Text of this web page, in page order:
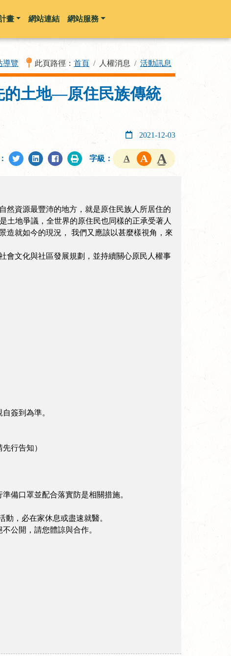
畫 網站連結 網站服務
導覽 此頁路徑： 首頁 人權消息 活動訊息
的土地—原住民族傳統
2021-12-03
字級：
然資源最豐沛的地方，就是原住民族人所居住的
土地爭議，全世界的原住民也同樣的正承受著人
造就如今的現況， 我們又應該以甚麼樣視角，來
會文化與社區發展規劃，並持續關心原民人權事
簽到為準。
行告知）
備口罩並配合落實防是相關措施。
，必在家休息或盡速就醫。
公開，請您體諒與合作。